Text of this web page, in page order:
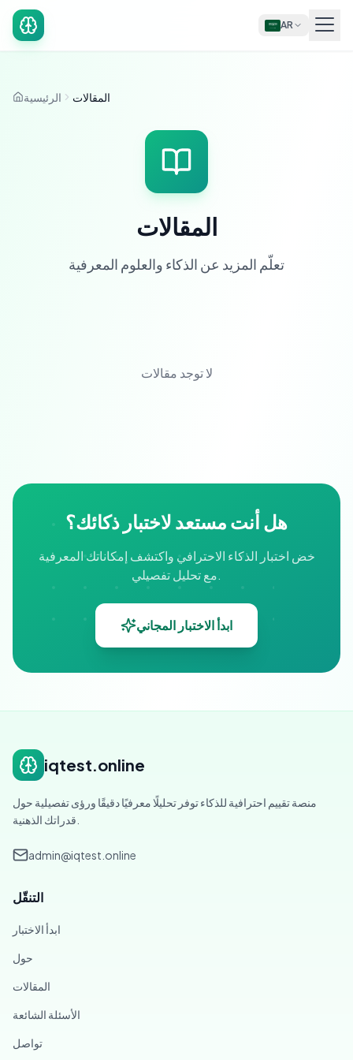
AR
الرئيسية المقالات
المقالات
تعلّم المزيد عن الذكاء والعلوم المعرفية
لا توجد مقالات
هل أنت مستعد لاختبار ذكائك؟
خض اختبار الذكاء الاحترافي واكتشف إمكاناتك المعرفية
مع تحليل تفصيلي.
ابدأ الاختبار المجاني
iqtest.online
منصة تقييم احترافية للذكاء توفر تحليلًا معرفيًا دقيقًا ورؤى تفصيلية حول
admin@iqtest.online
التنقّل
ابدأ الاختبار
حول
المقالات
الأسئلة الشائعة
تواصل